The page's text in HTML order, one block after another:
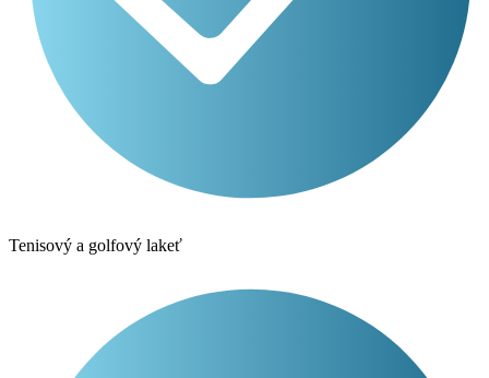
Tenisový a golfový lakeť